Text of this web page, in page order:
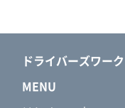
ドライバーズワーク
MENU